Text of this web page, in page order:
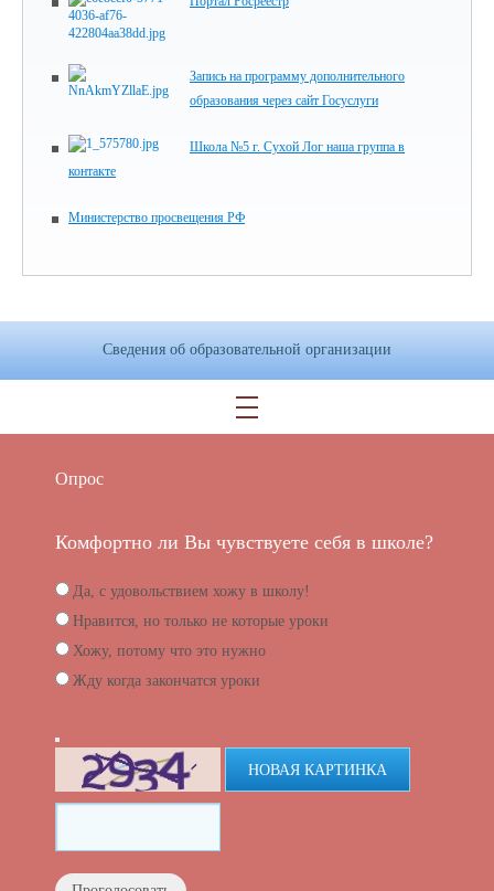
Запись на программу дополнительного
образования через сайт Госуслуги
Школа №5 г. Сухой Лог наша группа в
контакте
Министерство просвещения РФ
Сведения об образовательной организации
Опрос
Комфортно ли Вы чувствуете себя в школе?
Да, с удовольствием хожу в школу!
Нравится, но только не которые уроки
Хожу, потому что это нужно
Жду когда закончатся уроки
НОВАЯ КАРТИНКА